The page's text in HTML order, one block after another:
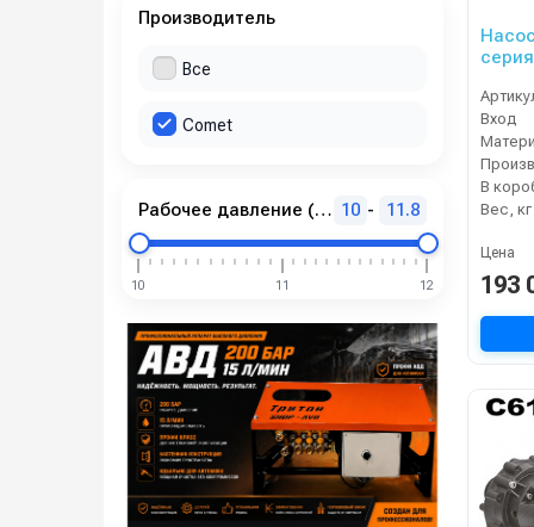
Производитель
Все
Comet
Рабочее давление (бар) 10 - 11.8
10 11 12
бар)
Вход
В
Вес, кг
Цена
193